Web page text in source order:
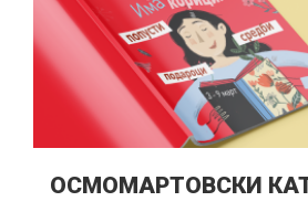
ОСМОМАРТОВСКИ